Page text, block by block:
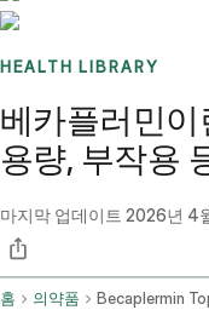
HEALTH LIBRARY
베카플러민이
용량, 부작용
마지막 업데이트 2026년 4
홈 의약품 Becaplermin